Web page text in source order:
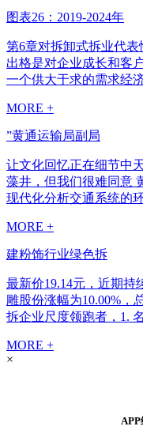
图表26：2019-2024年
第6章对拆卸式拆业代表
出格是对企业成长和客
一个供大于求的需求经
MORE +
”黄通运输局副局
让文化回忆正在细节中
藻井，但我们很难同意
现代化分析交通系统的
MORE +
建粉饰行业绿色拆
最新价19.14元，近期持
雕股份涨幅为10.00%，
拆企业尺度领跑者，1.
MORE +
×
APP